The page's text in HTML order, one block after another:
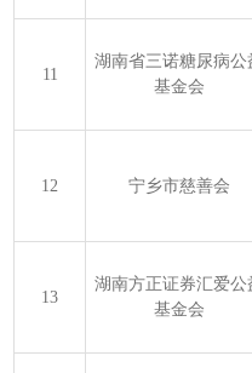
11
湖南省三诺糖尿病公
基金会
12 宁乡市慈善会
13
湖南方正证券汇爱公
基金会